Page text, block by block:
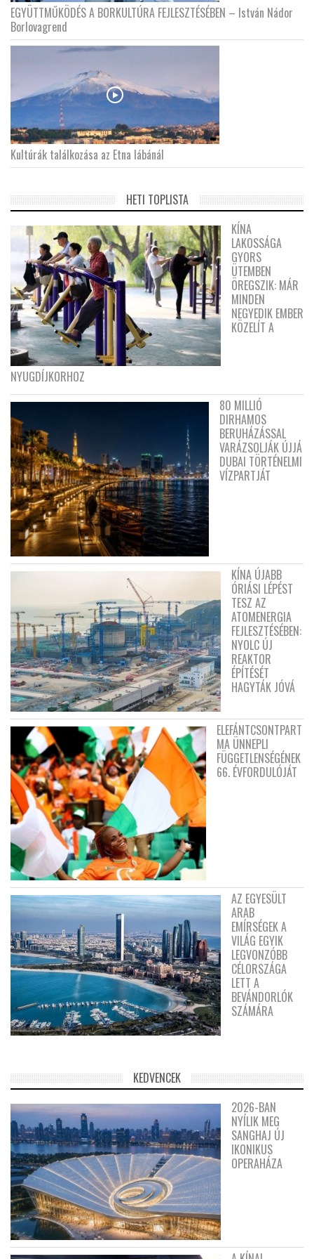
EGYÜTTMŰKÖDÉS A BORKULTÚRA FEJLESZTÉSÉBEN – István Nádor
Borlovagrend
Kultúrák találkozása az Etna lábánál
HETI TOPLISTA
KÍNA
LAKOSSÁGA
GYORS
ÜTEMBEN
ÖREGSZIK: MÁR
MINDEN
NEGYEDIK EMBER
KÖZELÍT A
NYUGDÍJKORHOZ
80 MILLIÓ
DIRHAMOS
BERUHÁZÁSSAL
VARÁZSOLJÁK ÚJJÁ
DUBAI TÖRTÉNELMI
VÍZPARTJÁT
KÍNA ÚJABB
ÓRIÁSI LÉPÉST
TESZ AZ
ATOMENERGIA
FEJLESZTÉSÉBEN:
NYOLC ÚJ
REAKTOR
ÉPÍTÉSÉT
HAGYTÁK JÓVÁ
ELEFÁNTCSONTPART
MA ÜNNEPLI
FÜGGETLENSÉGÉNEK
66. ÉVFORDULÓJÁT
AZ EGYESÜLT
ARAB
EMÍRSÉGEK A
VILÁG EGYIK
LEGVONZÓBB
CÉLORSZÁGA
LETT A
BEVÁNDORLÓK
SZÁMÁRA
KEDVENCEK
2026-BAN
NYÍLIK MEG
SANGHAJ ÚJ
IKONIKUS
OPERAHÁZA